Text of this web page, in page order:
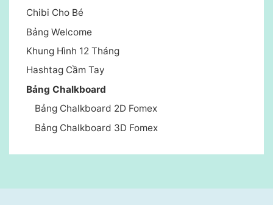
Chibi Cho Bé
Bảng Welcome
Khung Hình 12 Tháng
Hashtag Cầm Tay
Bảng Chalkboard
Bảng Chalkboard 2D Fomex
Bảng Chalkboard 3D Fomex